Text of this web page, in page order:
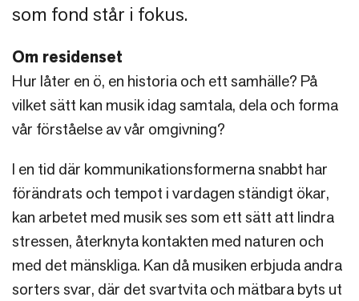
som fond står i fokus.
Om residenset
Hur låter en ö, en historia och ett samhälle? På
vilket sätt kan musik idag samtala, dela och forma
vår förståelse av vår omgivning?
I en tid där kommunikationsformerna snabbt har
förändrats och tempot i vardagen ständigt ökar,
kan arbetet med musik ses som ett sätt att lindra
stressen, återknyta kontakten med naturen och
med det mänskliga. Kan då musiken erbjuda andra
sorters svar, där det svartvita och mätbara byts ut